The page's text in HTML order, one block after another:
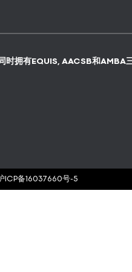
时拥有EQUIS, AACSB和AMBA
ICP备16037660号-5